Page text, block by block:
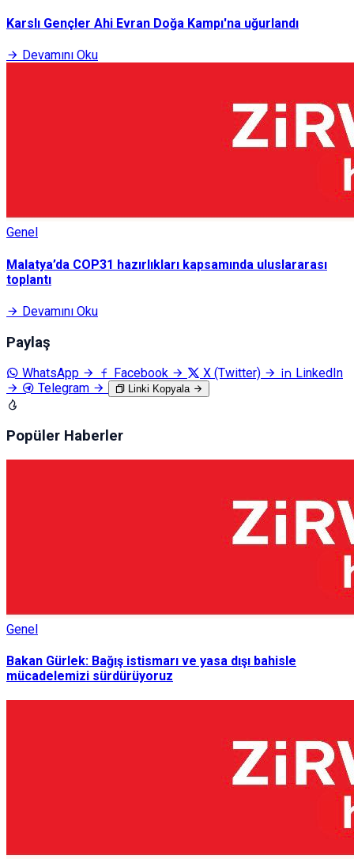
Karslı Gençler Ahi Evran Doğa Kampı'na uğurlandı
Devamını Oku
Genel
Malatya’da COP31 hazırlıkları kapsamında uluslararası
toplantı
Devamını Oku
Paylaş
WhatsApp Facebook X (Twitter)
LinkedIn
Telegram
Linki Kopyala
Popüler Haberler
Genel
Bakan Gürlek: Bağış istismarı ve yasa dışı bahisle
mücadelemizi sürdürüyoruz